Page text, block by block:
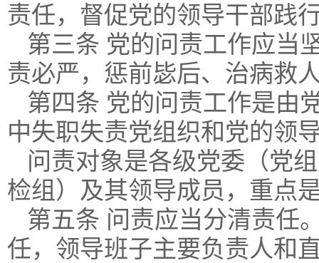
责任，督促党的领导干部践
第三条 党的问责工作应当
责必严，惩前毖后、治病救
第四条 党的问责工作是由
中失职失责党组织和党的领
问责对象是各级党委（党
检组）及其领导成员，重点
第五条 问责应当分清责任
任，领导班子主要负责人和